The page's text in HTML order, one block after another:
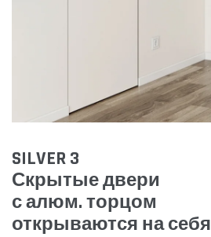
SILVER 3
Скрытые двери
с алюм. торцом
открываются на себя